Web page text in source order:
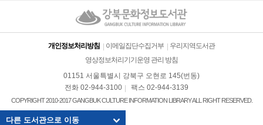
개인정보처리방침 이메일집단수집거부
우리지역도서관
영상정보처리기기운영 관리 방침
01151 서울특별시 강북구 오현로 145(번동)
전화 02-944-3100
팩스 02-944-3139
COPYRIGHT 2010-2017 GANGBUK CULTURE INFORMATION LIBRARY ALL RIGHT RESERVED.